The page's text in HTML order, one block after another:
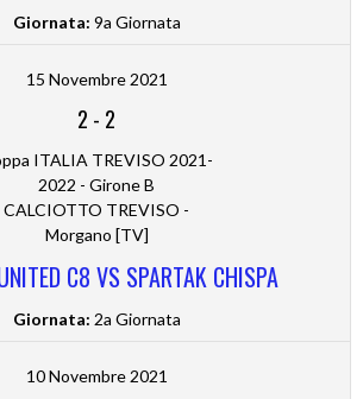
Giornata: 9a Giornata
15 Novembre 2021
2 - 2
ITALIA TREVISO 2021-
2022 - Girone B
CALCIOTTO TREVISO -
Morgano [TV]
C8 VS SPARTAK CHISPA
Giornata: 2a Giornata
10 Novembre 2021